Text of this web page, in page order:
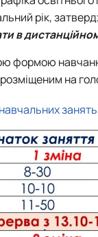
з дисципліни
рік,
в
формою
на